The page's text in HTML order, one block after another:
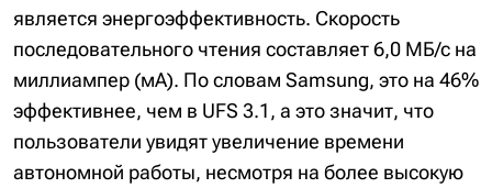
является энергоэффективность. Скорость
последовательного чтения составляет 6,0 МБ/с на
миллиампер (мА). По словам Samsung, это на 46%
эффективнее, чем в UFS 3.1, а это значит, что
пользователи увидят увеличение времени
автономной работы, несмотря на более высокую